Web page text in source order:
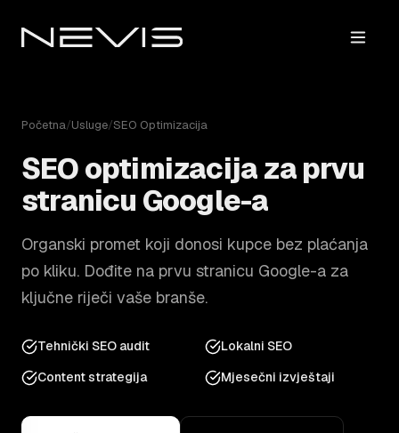
Početna/Usluge/SEO Optimizacija
SEO optimizacija za prvu
stranicu Google-a
Organski promet koji donosi kupce bez plaćanja
po kliku. Dođite na prvu stranicu Google-a za
ključne riječi vaše branše.
Tehnički SEO audit
Lokalni SEO
Content strategija
Mjesečni izvještaji